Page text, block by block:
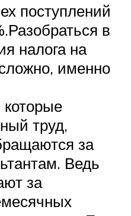
поступлений
в
налога на
именно
труд,
за
Ведь
за